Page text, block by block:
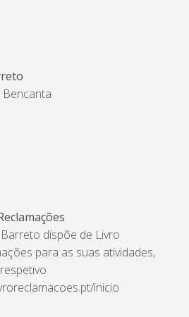
dispõe de Livro
para as suas atividades,
inicio